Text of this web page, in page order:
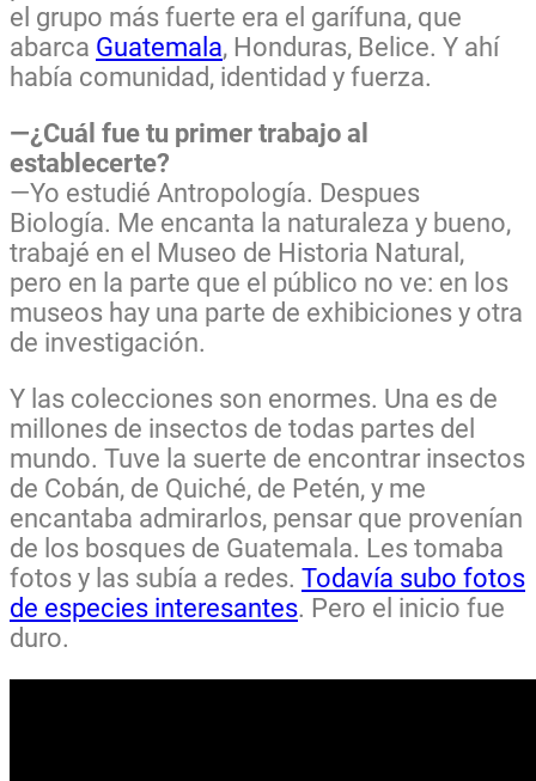
el grupo más fuerte era el garífuna, que
abarca Guatemala, Honduras, Belice. Y ahí
había comunidad, identidad y fuerza.
—¿Cuál fue tu primer trabajo al
establecerte?
—Yo estudié Antropología. Despues
Biología. Me encanta la naturaleza y bueno,
trabajé en el Museo de Historia Natural,
pero en la parte que el público no ve: en los
museos hay una parte de exhibiciones y otra
de investigación.
Y las colecciones son enormes. Una es de
millones de insectos de todas partes del
mundo. Tuve la suerte de encontrar insectos
de Cobán, de Quiché, de Petén, y me
encantaba admirarlos, pensar que provenían
de los bosques de Guatemala. Les tomaba
fotos y las subía a redes. Todavía subo fotos
de especies interesantes. Pero el inicio fue
duro.